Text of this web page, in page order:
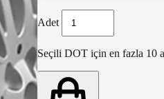
Adet
Seçili DOT için en fazla 10